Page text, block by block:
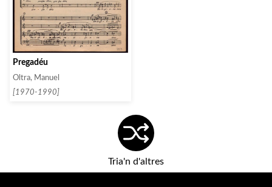
Pregadéu
Oltra, Manuel
[1970-1990]
Tria'n d'altres